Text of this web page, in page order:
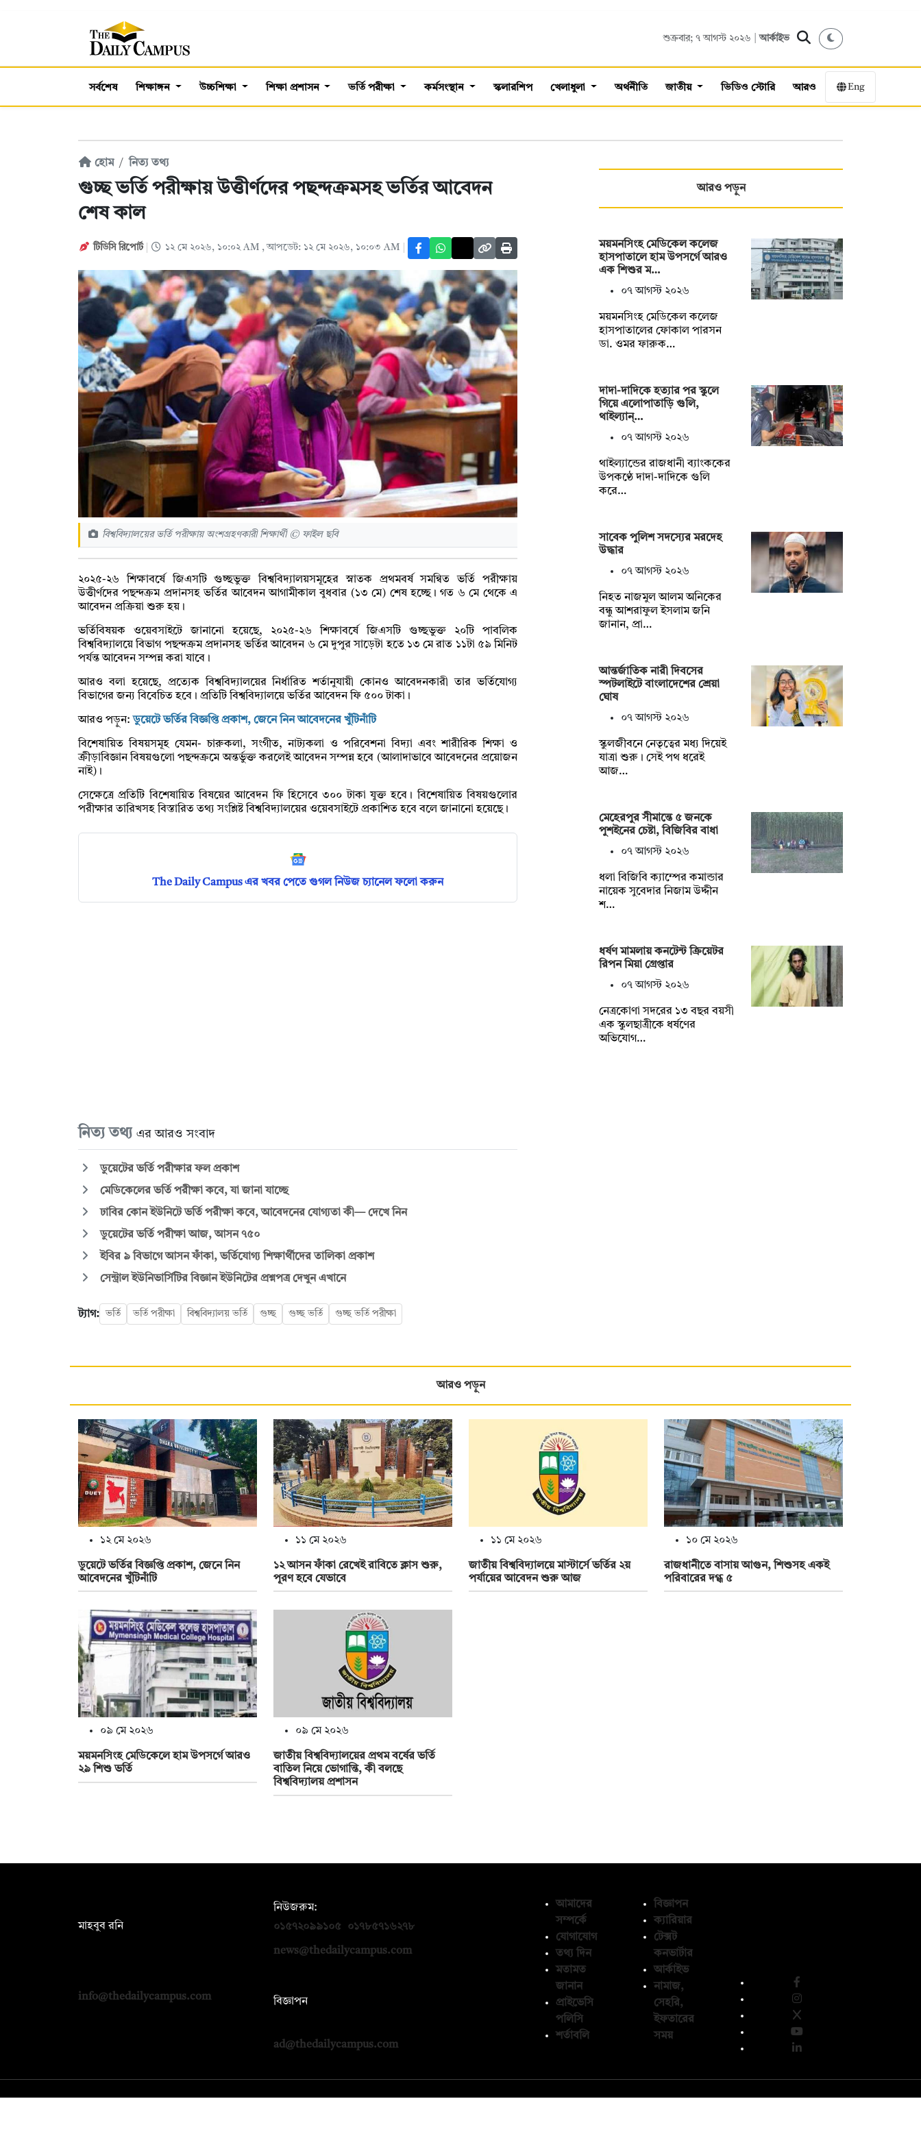
শুক্রবার; ৭ আগস্ট ২০২৬ |আর্কাইভ
সর্বশেষ শিক্ষাঙ্গন উচ্চশিক্ষা শিক্ষা প্রশাসন ভর্তি পরীক্ষা কর্মসংস্থান স্কলারশিপ খেলাধুলা অর্থনীতি জাতীয় ভিডিও স্টোরি আরও Eng
হোম নিত্য তথ্য
গুচ্ছ ভর্তি পরীক্ষায় উত্তীর্ণদের পছন্দক্রমসহ ভর্তির আবেদন
শেষ কাল
টিডিসি রিপোর্ট ১২ মে ২০২৬, ১০:০২ AM , আপডেট: ১২ মে ২০২৬, ১০:০৩ AM
বিশ্ববিদ্যালয়ের ভর্তি পরীক্ষায় অংশগ্রহণকারী শিক্ষার্থী © ফাইল ছবি
২০২৫-২৬ শিক্ষাবর্ষে জিএসটি গুচ্ছভুক্ত বিশ্ববিদ্যালয়সমূহের স্নাতক প্রথমবর্ষ সমন্বিত ভর্তি পরীক্ষায়
উত্তীর্ণদের পছন্দক্রম প্রদানসহ ভর্তির আবেদন আগামীকাল বুধবার (১৩ মে) শেষ হচ্ছে। গত ৬ মে থেকে এ
আবেদন প্রক্রিয়া শুরু হয়।
ভর্তিবিষয়ক ওয়েবসাইটে জানানো হয়েছে, ২০২৫-২৬ শিক্ষাবর্ষে জিএসটি গুচ্ছভুক্ত ২০টি পাবলিক
বিশ্ববিদ্যালয়ে বিভাগ পছন্দক্রম প্রদানসহ ভর্তির আবেদন ৬ মে দুপুর সাড়েটা হতে ১৩ মে রাত ১১টা ৫৯ মিনিট
পর্যন্ত আবেদন সম্পন্ন করা যাবে।
আরও বলা হয়েছে, প্রত্যেক বিশ্ববিদ্যালয়ের নির্ধারিত শর্তানুযায়ী কোনও আবেদনকারী তার ভর্তিযোগ্য
বিভাগের জন্য বিবেচিত হবে। প্রতিটি বিশ্ববিদ্যালয়ে ভর্তির আবেদন ফি ৫০০ টাকা।
আরও পড়ুন:ডুয়েটে ভর্তির বিজ্ঞপ্তি প্রকাশ, জেনে নিন আবেদনের খুঁটিনাঁটি
বিশেষায়িত বিষয়সমূহ যেমন- চারুকলা, সংগীত, নাট্যকলা ও পরিবেশনা বিদ্যা এবং শারীরিক শিক্ষা ও
ক্রীড়াবিজ্ঞান বিষয়গুলো পছন্দক্রমে অন্তর্ভুক্ত করলেই আবেদন সম্পন্ন হবে (আলাদাভাবে আবেদনের প্রয়োজন
নাই)।
সেক্ষেত্রে প্রতিটি বিশেষায়িত বিষয়ের আবেদন ফি হিসেবে ৩০০ টাকা যুক্ত হবে। বিশেষায়িত বিষয়গুলোর
পরীক্ষার তারিখসহ বিস্তারিত তথ্য সংশ্লিষ্ট বিশ্ববিদ্যালয়ের ওয়েবসাইটে প্রকাশিত হবে বলে জানানো হয়েছে।
The Daily Campus এর খবর পেতে গুগল নিউজ চ্যানেল ফলো করুন
নিত্য তথ্য এর আরও সংবাদ
ডুয়েটের ভর্তি পরীক্ষার ফল প্রকাশ
মেডিকেলের ভর্তি পরীক্ষা কবে, যা জানা যাচ্ছে
ঢাবির কোন ইউনিটে ভর্তি পরীক্ষা কবে, আবেদনের যোগ্যতা কী— দেখে নিন
ডুয়েটের ভর্তি পরীক্ষা আজ, আসন ৭৫০
ইবির ৯ বিভাগে আসন ফাঁকা, ভর্তিযোগ্য শিক্ষার্থীদের তালিকা প্রকাশ
সেন্ট্রাল ইউনিভার্সিটির বিজ্ঞান ইউনিটের প্রশ্নপত্র দেখুন এখানে
ট্যাগ: ভর্তি ভর্তি পরীক্ষা বিশ্ববিদ্যালয় ভর্তি গুচ্ছ গুচ্ছ ভর্তি গুচ্ছ ভর্তি পরীক্ষা
আরও পড়ুন
ময়মনসিংহ মেডিকেল কলেজ
হাসপাতালে হাম উপসর্গে আরও
এক শিশুর ম…
০৭ আগস্ট ২০২৬
ময়মনসিংহ মেডিকেল কলেজ
হাসপাতালের ফোকাল পারসন
ডা. ওমর ফারুক…
দাদা-দাদিকে হত্যার পর স্কুলে
গিয়ে এলোপাতাড়ি গুলি,
থাইল্যান্…
০৭ আগস্ট ২০২৬
থাইল্যান্ডের রাজধানী ব্যাংককের
উপকণ্ঠে দাদা-দাদিকে গুলি
করে…
সাবেক পুলিশ সদস্যের মরদেহ
উদ্ধার
০৭ আগস্ট ২০২৬
‎নিহত নাজমুল আলম অনিকের
বন্ধু আশরাফুল ইসলাম জনি
জানান, প্রা…
আন্তর্জাতিক নারী দিবসের
স্পটলাইটে বাংলাদেশের শ্রেয়া
ঘোষ
০৭ আগস্ট ২০২৬
স্কুলজীবনে নেতৃত্বের মধ্য দিয়েই
যাত্রা শুরু। সেই পথ ধরেই
আজ…
মেহেরপুর সীমান্তে ৫ জনকে
পুশইনের চেষ্টা, বিজিবির বাধা
০৭ আগস্ট ২০২৬
ধলা বিজিবি ক্যাম্পের কমান্ডার
নায়েক সুবেদার নিজাম উদ্দীন
শ…
ধর্ষণ মামলায় কনটেন্ট ক্রিয়েটর
রিপন মিয়া গ্রেপ্তার
০৭ আগস্ট ২০২৬
নেত্রকোণা সদরের ১৩ বছর বয়সী
এক স্কুলছাত্রীকে ধর্ষণের
অভিযোগ…
আরও পড়ুন
১২ মে ২০২৬
ডুয়েটে ভর্তির বিজ্ঞপ্তি প্রকাশ, জেনে নিন
আবেদনের খুঁটিনাঁটি
১১ মে ২০২৬
১২ আসন ফাঁকা রেখেই রাবিতে ক্লাস শুরু,
পূরণ হবে যেভাবে
১১ মে ২০২৬
জাতীয় বিশ্ববিদ্যালয়ে মাস্টার্সে ভর্তির ২য়
পর্যায়ের আবেদন শুরু আজ
১০ মে ২০২৬
রাজধানীতে বাসায় আগুন, শিশুসহ একই
পরিবারের দগ্ধ ৫
০৯ মে ২০২৬
ময়মনসিংহ মেডিকেলে হাম উপসর্গে আরও
২৯ শিশু ভর্তি
০৯ মে ২০২৬
জাতীয় বিশ্ববিদ্যালয়ের প্রথম বর্ষের ভর্তি
বাতিল নিয়ে ভোগান্তি, কী বলছে
বিশ্ববিদ্যালয় প্রশাসন
মাহবুব রনি
info@thedailycampus.com
নিউজরুম:
০১৫৭২০৯৯১০৫
০১৭৮৫৭১৬২৭৮
news@thedailycampus.com
বিজ্ঞাপন
ad@thedailycampus.com
আমাদের
সম্পর্কে
যোগাযোগ
তথ্য দিন
মতামত
জানান
প্রাইভেসি
পলিসি
শর্তাবলি
বিজ্ঞাপন
ক্যারিয়ার
টেক্সট
কনভার্টার
আর্কাইভ
নামাজ,
সেহরি,
ইফতারের
সময়
© কপিরাইট 2026, দ্য ডেইলি ক্যাম্পাস লিমিটেড